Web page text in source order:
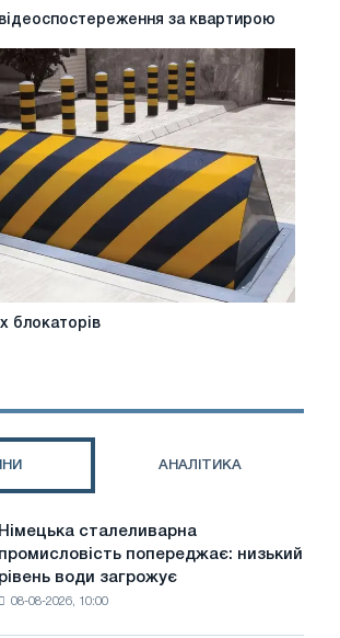
за квартирою
блокаторів
АНАЛІТИКА
Німецька сталеливарна
промисловість попереджає: низький
рівень води загрожує
08-08-2026, 10:00